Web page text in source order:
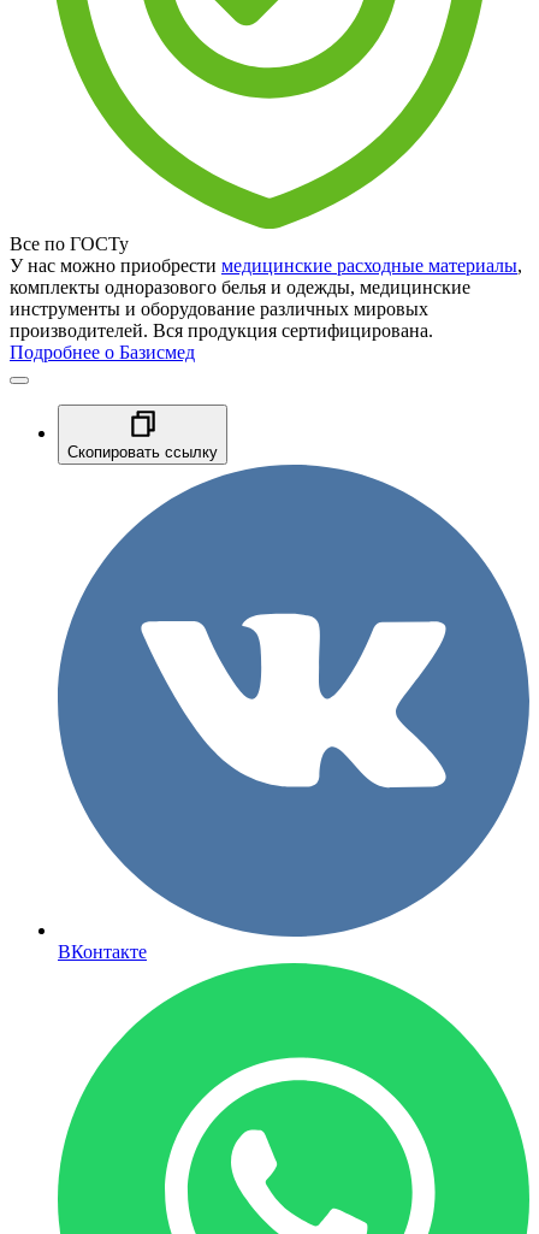
Все по ГОСТу
У нас можно приобрести медицинские расходные материалы,
комплекты одноразового белья и одежды, медицинские
инструменты и оборудование различных мировых
производителей. Вся продукция сертифицирована.
Подробнее о Базисмед
Скопировать ссылку
ВКонтакте